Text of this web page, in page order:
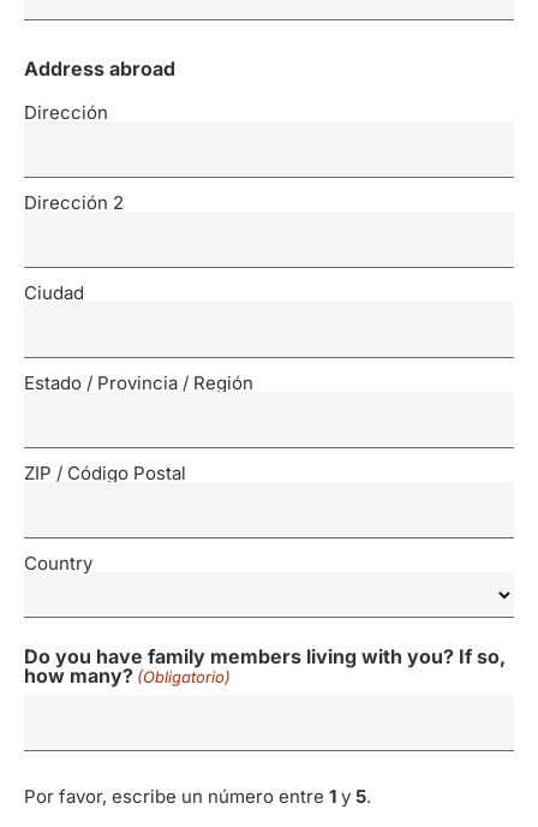
Address abroad
Dirección
Dirección 2
Ciudad
Estado / Provincia / Región
ZIP / Código Postal
Country
Do you have family members living with you? If so,
how many? (Obligatorio)
Por favor, escribe un número entre 1 y 5.